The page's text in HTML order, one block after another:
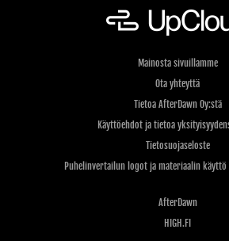
Mainosta sivuillamme
Ota yhteyttä
Tietoa AfterDawn Oy:stä
Käyttöehdot ja tietoa
Tietosuojaseloste
Puhelinvertailun logot ja materiaalin
AfterDawn
HIGH.FI